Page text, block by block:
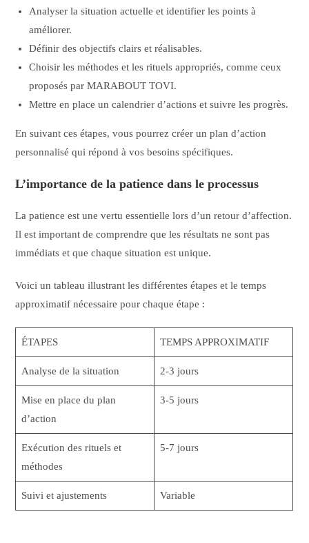
Analyser la situation actuelle et identifier les points à
améliorer.
Définir des objectifs clairs et réalisables.
Choisir les méthodes et les rituels appropriés, comme ceux
proposés par MARABOUT TOVI.
Mettre en place un calendrier d’actions et suivre les progrès.
En suivant ces étapes, vous pourrez créer un plan d’action
personnalisé qui répond à vos besoins spécifiques.
L’importance de la patience dans le processus
La patience est une vertu essentielle lors d’un retour d’affection.
Il est important de comprendre que les résultats ne sont pas
immédiats et que chaque situation est unique.
Voici un tableau illustrant les différentes étapes et le temps
approximatif nécessaire pour chaque étape :
ÉTAPES TEMPS APPROXIMATIF
Analyse de la situation 2-3 jours
Mise en place du plan
d’action
3-5 jours
Exécution des rituels et
méthodes
5-7 jours
Suivi et ajustements Variable